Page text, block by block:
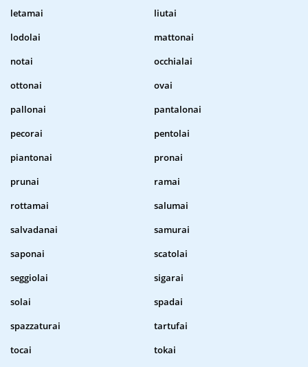
letamai
liutai
lodolai
mattonai
notai
occhialai
ottonai
ovai
pallonai
pantalonai
pecorai
pentolai
piantonai
pronai
prunai
ramai
rottamai
salumai
salvadanai
samurai
saponai
scatolai
seggiolai
sigarai
solai
spadai
spazzaturai
tartufai
tocai
tokai